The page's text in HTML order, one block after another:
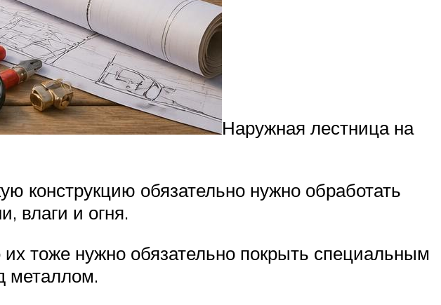
Наружная лестница на
конструкцию обязательно нужно обработать
влаги и огня.
тоже нужно обязательно покрыть специальным
металлом.